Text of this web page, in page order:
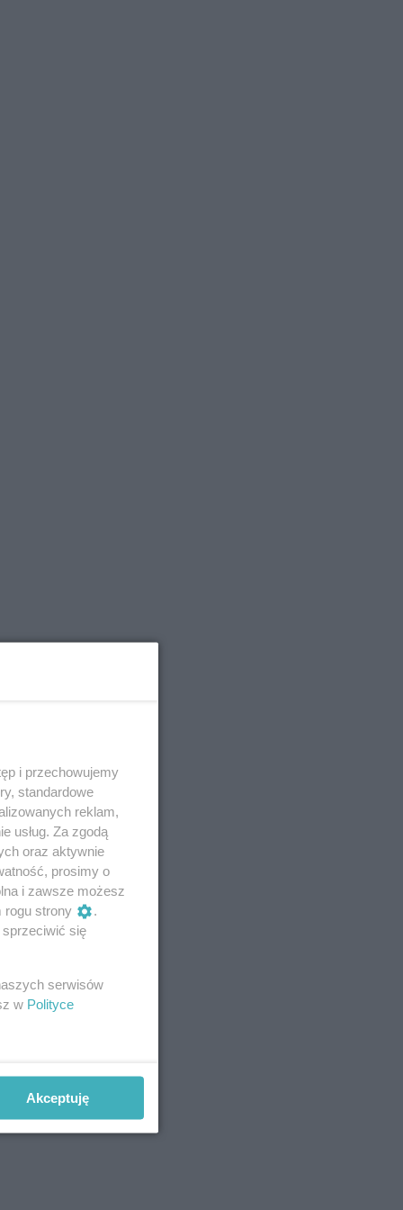
i przechowujemy
standardowe
reklam,
usług. Za zgodą
oraz aktywnie
prosimy o
i zawsze możesz
rogu strony
.
się
serwisów
w Polityce
Akceptuję